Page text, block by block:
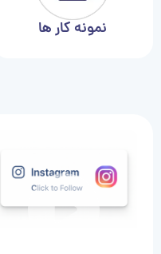
نمونه کار ها